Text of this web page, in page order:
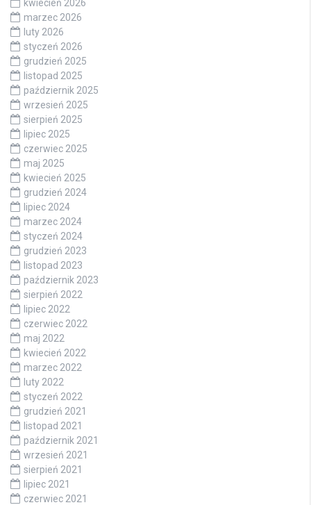
kwiecień 2026
marzec 2026
luty 2026
styczeń 2026
grudzień 2025
listopad 2025
październik 2025
wrzesień 2025
sierpień 2025
lipiec 2025
czerwiec 2025
maj 2025
kwiecień 2025
grudzień 2024
lipiec 2024
marzec 2024
styczeń 2024
grudzień 2023
listopad 2023
październik 2023
sierpień 2022
lipiec 2022
czerwiec 2022
maj 2022
kwiecień 2022
marzec 2022
luty 2022
styczeń 2022
grudzień 2021
listopad 2021
październik 2021
wrzesień 2021
sierpień 2021
lipiec 2021
czerwiec 2021